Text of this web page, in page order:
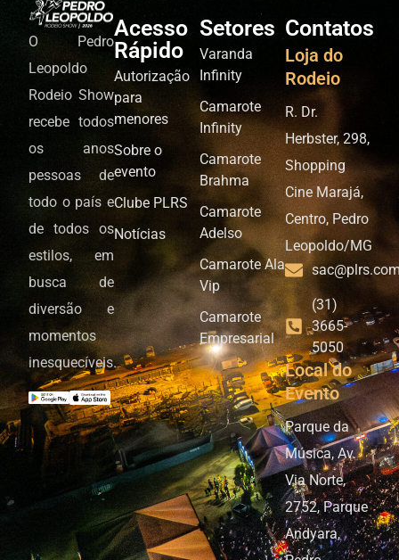
O Pedro
Leopoldo
Rodeio Show
recebe todos
os anos
pessoas de
todo o país e
de todos os
estilos, em
busca de
diversão e
momentos
inesquecíveis.
Acesso
Rápido
Autorização
para
menores
Sobre o
evento
Clube PLRS
Notícias
Setores
Varanda
Infinity
Camarote
Infinity
Camarote
Brahma
Camarote
Adelso
Camarote Ala
Vip
Camarote
Empresarial
Contatos
Loja do
Rodeio
R. Dr.
Herbster, 298,
Shopping
Cine Marajá,
Centro, Pedro
Leopoldo/MG
(31)
3665-
5050
Local do
Evento
Parque da
Música, Av.
Via Norte,
2752, Parque
Andyara,